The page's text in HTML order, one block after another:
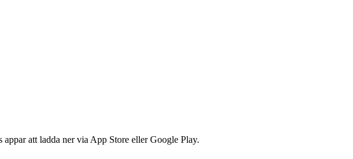
att ladda ner via App Store eller Google Play.